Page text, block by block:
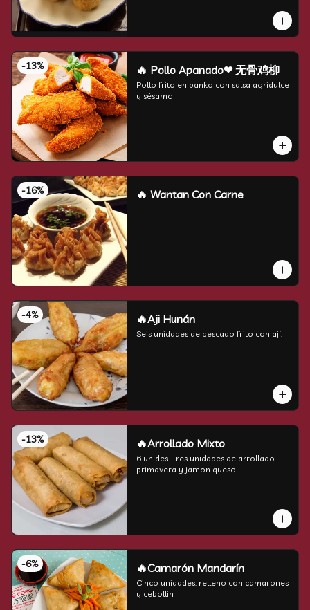
-13% 🔥 Pollo Apanado❤ 无骨鸡柳
Pollo frito en panko con salsa agridulce
y sésamo
-16% 🔥 Wantan Con Carne
-4% 🔥Aji Hunán
Seis unidades de pescado frito con ají.
-13% 🔥Arrollado Mixto
6 unides. Tres unidades de arrollado
primavera y jamon queso.
-6% 🔥Camarón Mandarín
Cinco unidades. relleno con camarones
y cebollin